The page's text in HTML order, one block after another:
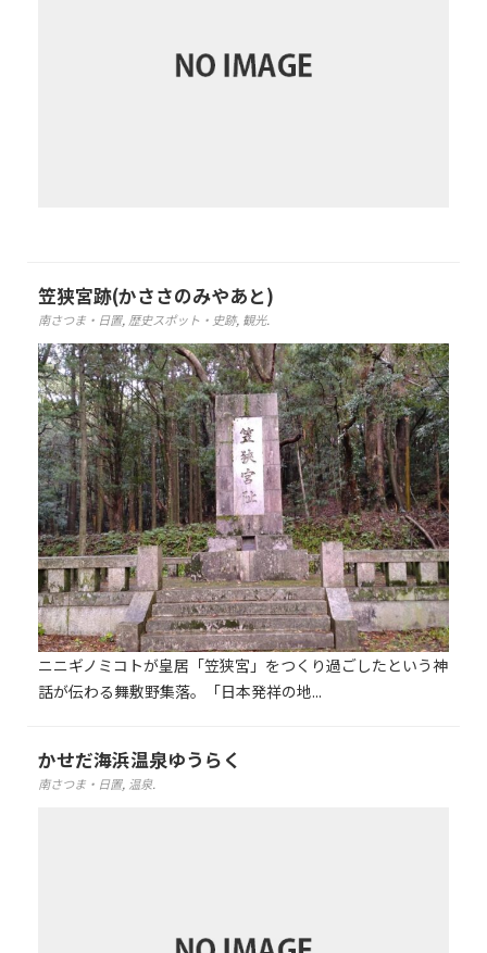
笠狭宮跡(かささのみやあと)
南さつま・日置, 歴史スポット・史跡, 観光.
ニニギノミコトが皇居「笠狭宮」をつくり過ごしたという神
話が伝わる舞敷野集落。「日本発祥の地...
かせだ海浜温泉ゆうらく
南さつま・日置, 温泉.